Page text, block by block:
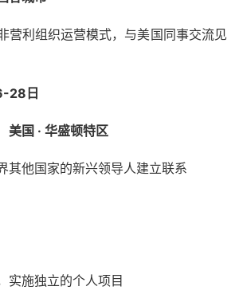
营利组织运营模式，与美国同事交流见
28日
国 · 华盛顿特区
其他国家的新兴领导人建立联系
实施独立的个人项目